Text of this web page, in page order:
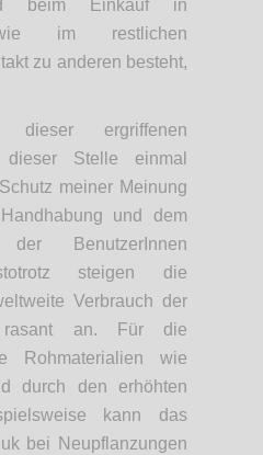
beim Einkauf in
im restlichen
zu anderen besteht,
dieser ergriffenen
Stelle einmal
meiner Meinung
und dem
der BenutzerInnen
steigen die
Verbrauch der
rasant an. Für die
Rohmaterialien wie
durch den erhöhten
kann das
bei Neupflanzungen